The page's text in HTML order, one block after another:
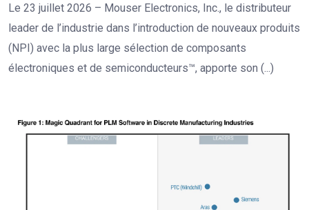
Le 23 juillet 2026 – Mouser Electronics, Inc., le distributeur
leader de l’industrie dans l’introduction de nouveaux produits
(NPI) avec la plus large sélection de composants
électroniques et de semiconducteurs™, apporte son (...)